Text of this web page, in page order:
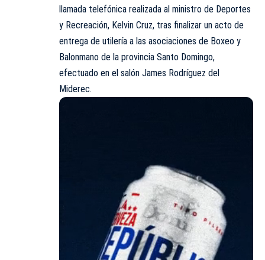
llamada telefónica realizada al ministro de Deportes
y Recreación, Kelvin Cruz, tras finalizar un acto de
entrega de utilería a las asociaciones de Boxeo y
Balonmano de la provincia Santo Domingo,
efectuado en el salón James Rodríguez del
Miderec.